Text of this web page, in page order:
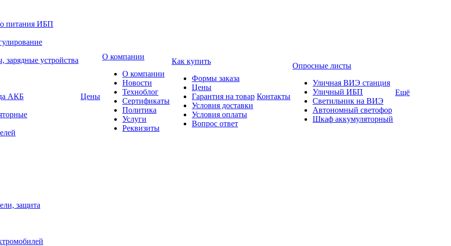
питания ИБП
зарядные устройства
АКБ
защита
Цены
О компании
О компании
Новости
Техноблог
Сертификаты
Политика
Услуги
Реквизиты
Как купить
Формы заказа
Цены
Гарантия на товар
Условия доставки
Условия оплаты
Вопрос ответ
Контакты
Опросные листы
Уличная ВИЭ станция
Уличный ИБП
Светильник на ВИЭ
Автономный светофор
Шкаф аккумуляторный
Ещё